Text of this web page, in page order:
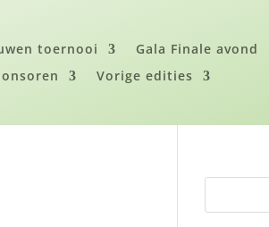
toernooi Gala Finale avond
Vorige edities